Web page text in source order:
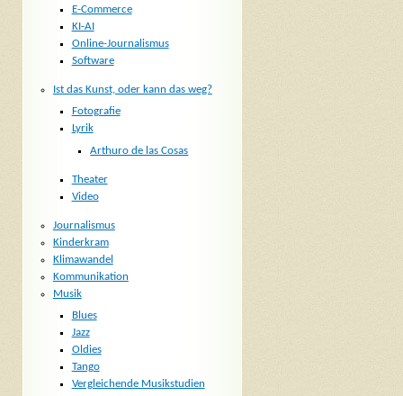
E-Commerce
KI-AI
Online-Journalismus
Software
Ist das Kunst, oder kann das weg?
Fotografie
Lyrik
Arthuro de las Cosas
Theater
Video
Journalismus
Kinderkram
Klimawandel
Kommunikation
Musik
Blues
Jazz
Oldies
Tango
Vergleichende Musikstudien